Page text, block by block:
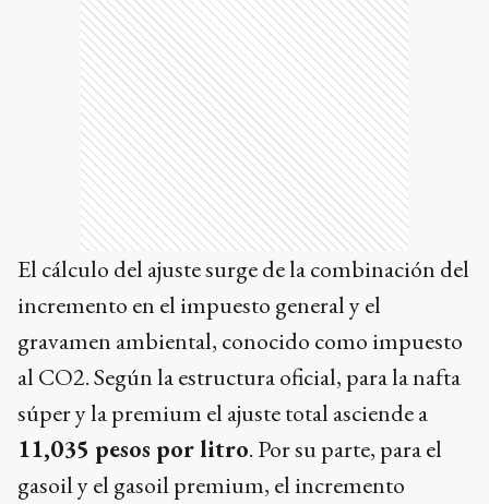
El cálculo del ajuste surge de la combinación del
incremento en el impuesto general y el
gravamen ambiental, conocido como impuesto
al CO2. Según la estructura oficial, para la nafta
súper y la premium el ajuste total asciende a
11,035 pesos por litro. Por su parte, para el
gasoil y el gasoil premium, el incremento